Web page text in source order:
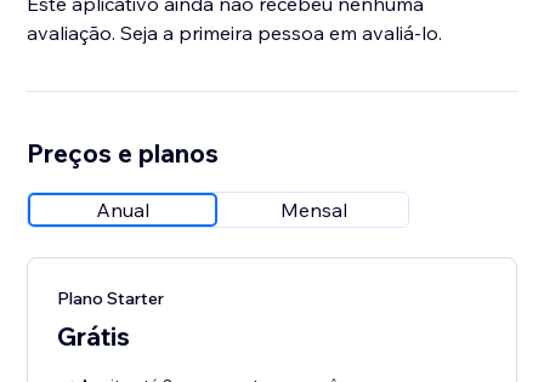
avaliação. Seja a primeira pessoa em avaliá-lo.
Preços e planos
Anual Mensal
Plano Starter
Grátis